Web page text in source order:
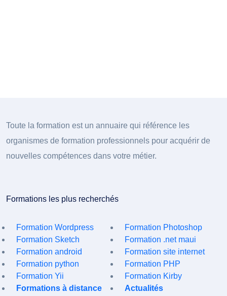
Toute la formation est un annuaire qui référence les
organismes de formation professionnels pour acquérir de
nouvelles compétences dans votre métier.
Formations les plus recherchés
Formation Wordpress
Formation Photoshop
Formation Sketch
Formation .net maui
Formation android
Formation site internet
Formation python
Formation PHP
Formation Yii
Formation Kirby
Formations à distance
Actualités